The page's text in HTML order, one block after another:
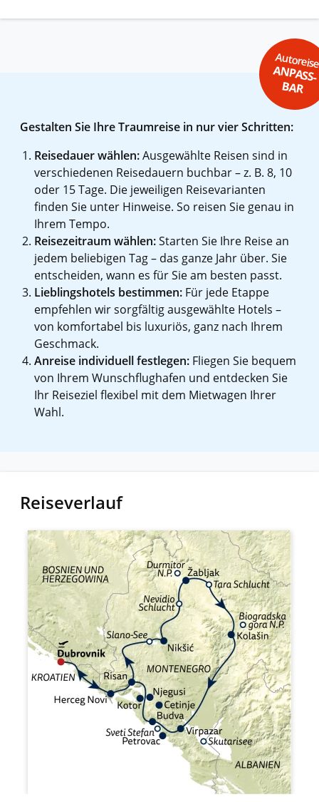
ANPASS-
BAR
Gestalten Sie Ihre Traumreise in nur vier Schritten:
Reisedauer wählen:Ausgewählte Reisen sind in
verschiedenen Reisedauern buchbar – z. B. 8, 10
oder 15 Tage. Die jeweiligen Reisevarianten
finden Sie unter Hinweise. So reisen Sie genau in
Ihrem Tempo.
Reisezeitraum wählen:Starten Sie Ihre Reise an
jedem beliebigen Tag – das ganze Jahr über. Sie
entscheiden, wann es für Sie am besten passt.
Lieblingshotels bestimmen: Für jede Etappe
empfehlen wir sorgfältig ausgewählte Hotels –
von komfortabel bis luxuriös, ganz nach Ihrem
Geschmack.
Anreise individuell festlegen: Fliegen Sie bequem
von Ihrem Wunschflughafen und entdecken Sie
Ihr Reiseziel flexibel mit dem Mietwagen Ihrer
Wahl.
Reiseverlauf